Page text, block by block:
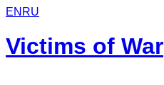
EN RU
Victims of War